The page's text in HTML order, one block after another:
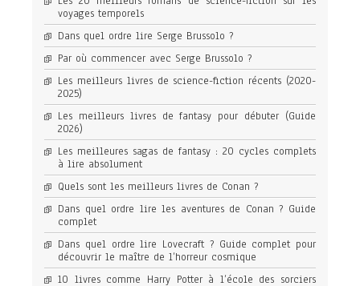
voyages temporels
Dans quel ordre lire Serge Brussolo ?
Par où commencer avec Serge Brussolo ?
Les meilleurs livres de science-fiction récents (2020-
2025)
Les meilleurs livres de fantasy pour débuter (Guide
2026)
Les meilleures sagas de fantasy : 20 cycles complets
à lire absolument
Quels sont les meilleurs livres de Conan ?
Dans quel ordre lire les aventures de Conan ? Guide
complet
Dans quel ordre lire Lovecraft ? Guide complet pour
découvrir le maître de l’horreur cosmique
10 livres comme Harry Potter à l’école des sorciers